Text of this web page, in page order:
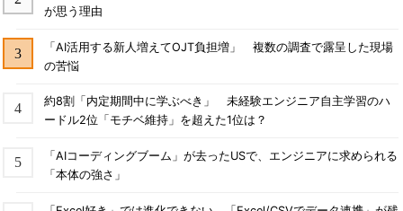
が思う理由
「AI活用する新人増えてOJT負担増」 複数の調査で露呈した現場
の苦悩
約8割「内定期間中に学ぶべき」 未経験エンジニア自主学習のハ
ードル2位「モチベ維持」を超えた1位は？
「AIコーディングブーム」が去ったUSで、エンジニアに求められる
「本体の強さ」